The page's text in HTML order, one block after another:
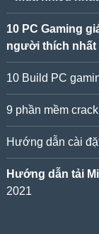
10 PC Gaming
người thích nhất
10 Build PC
9 phần mềm
Hướng dẫn cài
Hướng dẫn tải
2021